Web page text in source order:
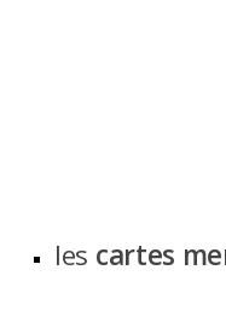
les cartes